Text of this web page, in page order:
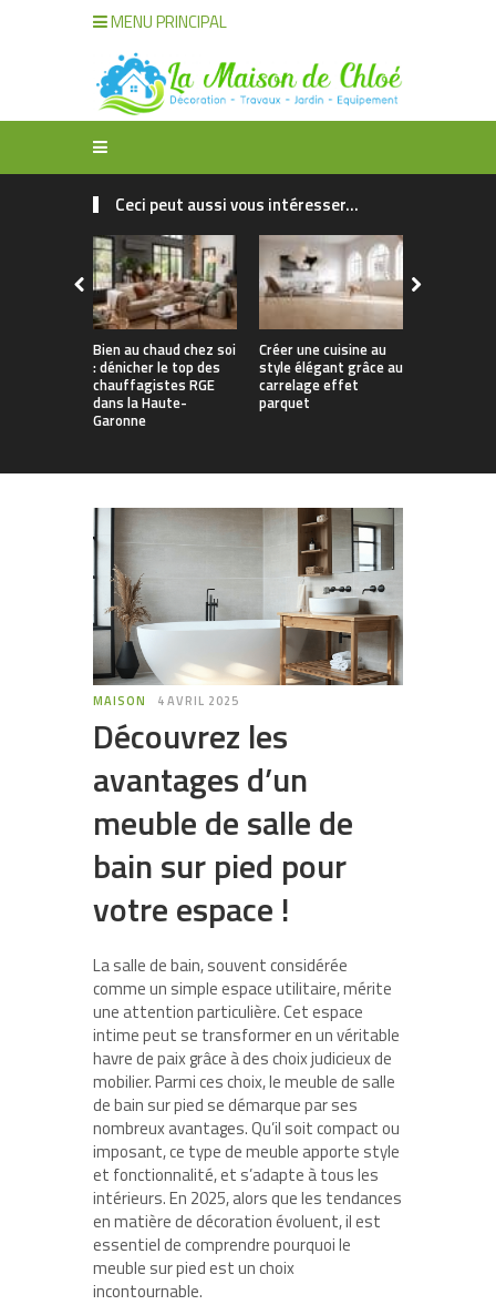
MENU PRINCIPAL
Ceci peut aussi vous intéresser...
Bien au chaud chez soi
: dénicher le top des
chauffagistes RGE
dans la Haute-
Garonne
Créer une cuisine au
style élégant grâce au
carrelage effet
parquet
MAISON 4 AVRIL 2025
Découvrez les
avantages d’un
meuble de salle de
bain sur pied pour
votre espace !
La salle de bain, souvent considérée
comme un simple espace utilitaire, mérite
une attention particulière. Cet espace
intime peut se transformer en un véritable
havre de paix grâce à des choix judicieux de
mobilier. Parmi ces choix, le meuble de salle
de bain sur pied se démarque par ses
nombreux avantages. Qu’il soit compact ou
imposant, ce type de meuble apporte style
et fonctionnalité, et s’adapte à tous les
intérieurs. En 2025, alors que les tendances
en matière de décoration évoluent, il est
essentiel de comprendre pourquoi le
meuble sur pied est un choix
incontournable.